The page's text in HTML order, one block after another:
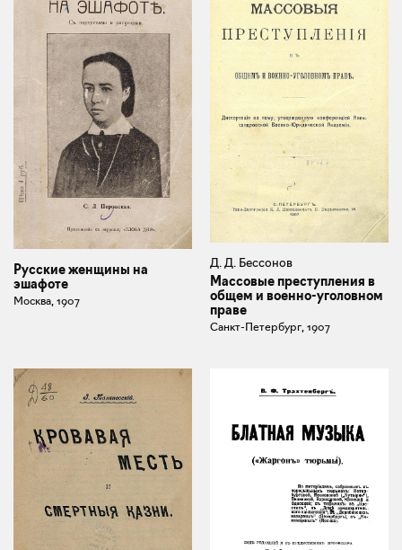
Русские женщины на
эшафоте
Москва, 1907
Д. Д. Бессонов
Массовые преступления в
общем и военно-уголовном
праве
Санкт-Петербург, 1907